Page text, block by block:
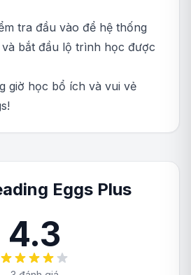
tra đầu vào để hệ thống
bắt đầu lộ trình học được
giờ học bổ ích và vui vẻ
Eggs Plus
4.3